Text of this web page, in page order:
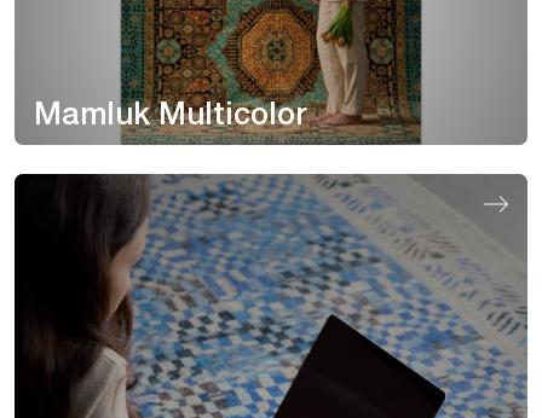
Mamluk Multicolor